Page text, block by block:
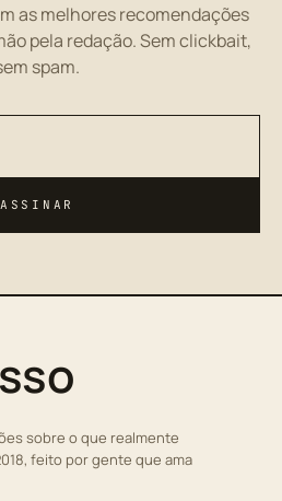
as melhores recomendações
pela redação. Sem clickbait,
spam.
ASSINAR
sobre o que realmente
feito por gente que ama